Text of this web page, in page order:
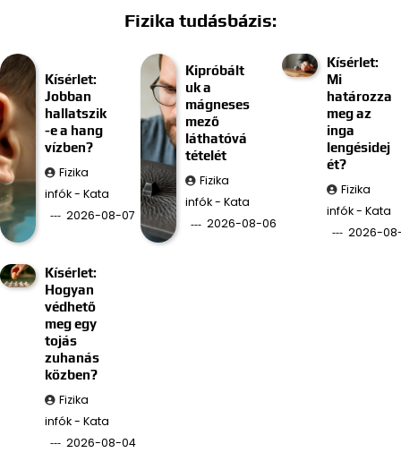
Fizika tudásbázis:
Kísérlet:
Jobban
hallatszik
-e a hang
vízben?
Fizika
infók - Kata
2026-08-07
Kipróbált
uk a
mágneses
mező
láthatóvá
tételét
Fizika
infók - Kata
2026-08-06
Kísérlet:
Mi
határozza
meg az
inga
lengésidej
ét?
Fizika
infók - Kata
2026-
Kísérlet:
Hogyan
védhető
meg egy
tojás
zuhanás
közben?
Fizika
infók - Kata
2026-08-04